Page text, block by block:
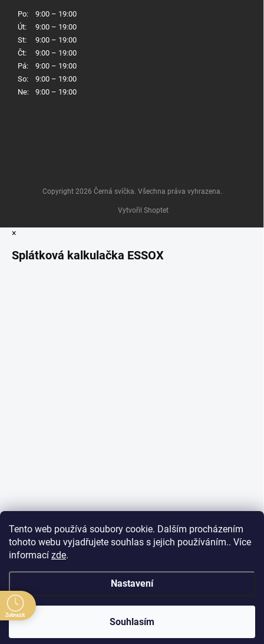
Tento web používá soubory cookie. Dalším procházením
tohoto webu vyjadřujete souhlas s jejich používáním.. Více
informací zde.
Nastavení
Souhlasím
Po:
9:00 – 19:00
Út:
9:00 – 19:00
St:
9:00 – 19:00
Čt:
9:00 – 19:00
Pá:
9:00 – 19:00
So:
9:00 – 19:00
Ne:
9:00 – 19:00
Vytvořil Shoptet
Copyright 2026 Černá svíčka. Všechna práva vyhrazena.
×
Splátková kalkulačka ESSOX
Zobrazit